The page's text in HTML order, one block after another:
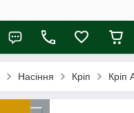
Насіння Кріп Кріп